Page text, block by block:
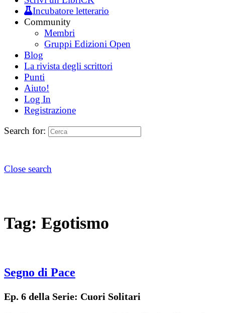
Incubatore letterario
Community
Membri
Gruppi Edizioni Open
Blog
La rivista degli scrittori
Punti
Aiuto!
Log In
Registrazione
Search for:
Close search
Tag: Egotismo
Segno di Pace
Ep. 6 della Serie: Cuori Solitari